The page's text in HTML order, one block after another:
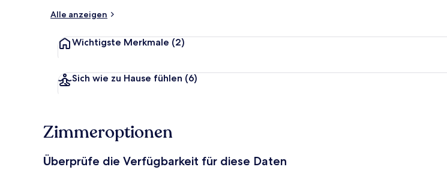
Alle anzeigen
Wichtigste Merkmale (2)
Sich wie zu Hause fühlen (6)
Zimmeroptionen
Überprüfe die Verfügbarkeit für diese Daten